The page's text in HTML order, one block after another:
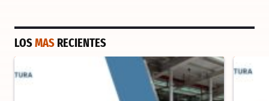
LOSMAS RECIENTES